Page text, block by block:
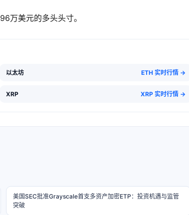
万美元的多头头寸。
以太坊 ETH 实时行情 →
XRP XRP 实时行情 →
美国SEC批准Grayscale首支多资产加密ETP：投资机遇与监管
突破